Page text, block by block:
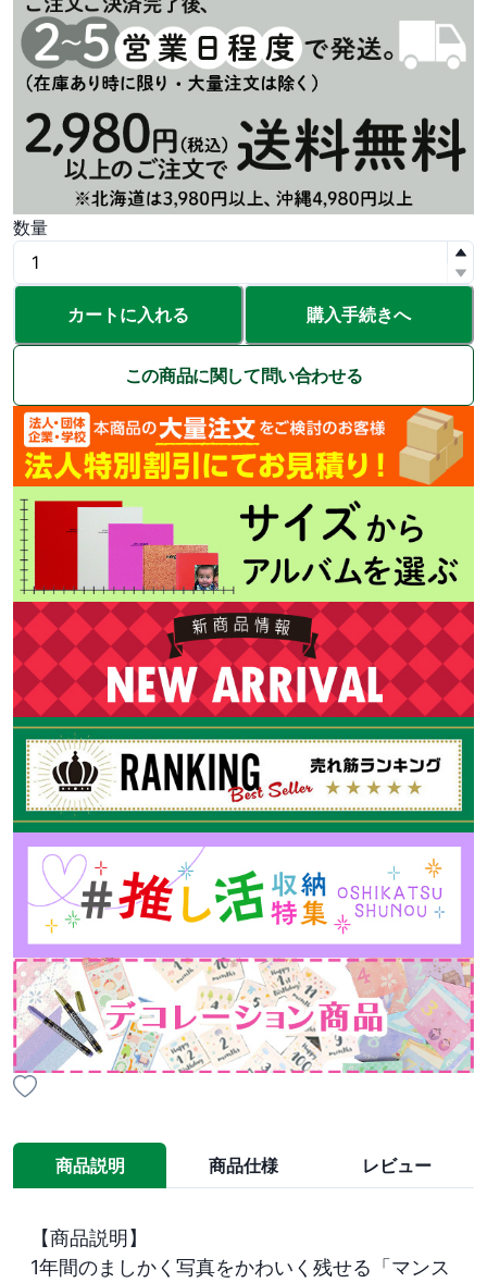
数量
カートに入れる 購入手続きへ
この商品に関して問い合わせる
商品説明 商品仕様 レビュー
【商品説明】
1年間のましかく写真をかわいく残せる「マンス